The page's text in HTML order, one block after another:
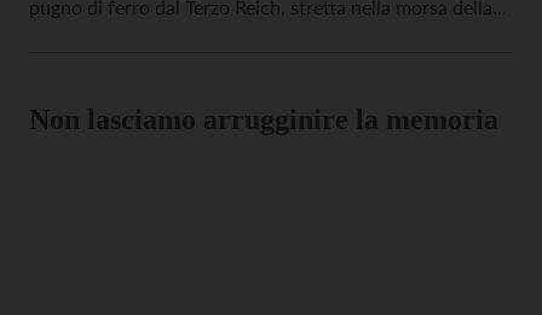
pugno di ferro dal Terzo Reich, stretta nella morsa della
Non lasciamo arrugginire la memoria